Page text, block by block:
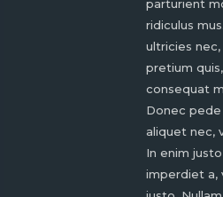
parturient
ridiculus
ultricies
pretium
consequat
Donec pede
aliquet nec,
In enim
imperdiet a,